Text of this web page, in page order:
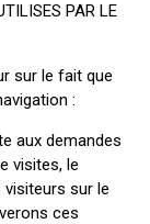
PAR LE
sur le fait que
:
aux demandes
visites, le
visiteurs sur le
ces